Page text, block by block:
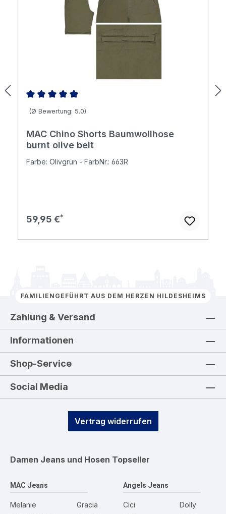
Durchschnittliche Bewertung von 5 von 5 Sternen
(Ø Bewertung: 5.0)
MAC Chino Shorts Baumwollhose
burnt olive belt
Farbe: Olivgrün - FarbNr.: 663R
Regulärer Preis:
59,95 €
FAMILIENGEFÜHRT AUS DEM HERZEN HILDESHEIMS
Zahlung & Versand
Informationen
Shop-Service
Social Media
Vertrag widerrufen
Damen Jeans und Hosen Topseller
MAC Jeans
Melanie
Gracia
Angels Jeans
Cici
Dolly